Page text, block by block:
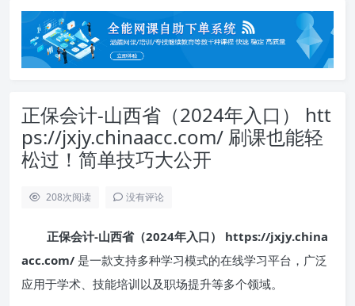
正保会计-山西省（2024年入口） htt
ps://jxjy.chinaacc.com/ 刷课也能轻
松过！简单技巧大公开
208次阅读 没有评论
正保会计-山西省（2024年入口） https://jxjy.china
acc.com/ 是一款支持多种学习模式的在线学习平台，广泛
应用于学术、技能培训以及职场提升等多个领域。